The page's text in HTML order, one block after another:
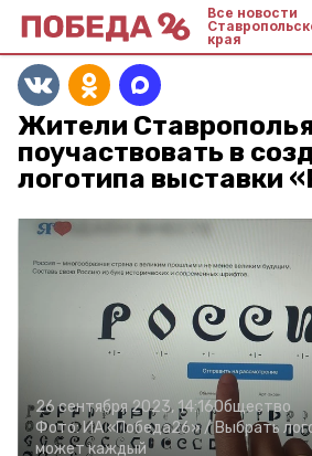
Все новости
края
Жители
поучаствовать в
логотипа выставки
26 сентября 2023, 14:16Общество
Фото:ИА «Победа26» / Выбрать
может каждый